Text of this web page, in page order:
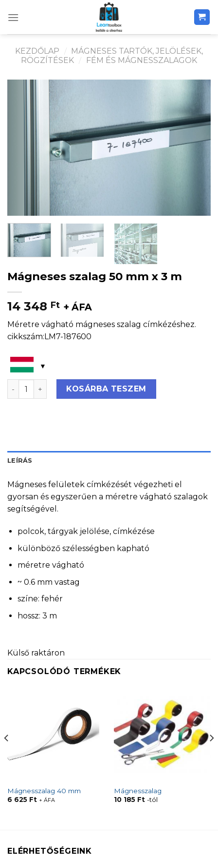
KEZDŐLAP /
MÁGNESES TARTÓK, JELÖLÉSEK,
RÖGZÍTÉSEK / FÉM ÉS MÁGNESSZALAGOK
Mágneses szalag 50 mm x 3 m
14 348 Ft + ÁFA
Méretre vágható mágneses szalag címkézéshez.
cikkszám:LM7-187600
Mágneses szalag 50 mm x 3 m mennyiség
KOSÁRBA TESZEM
LEÍRÁS
Mágneses felületek címkézését végezheti el
gyorsan és egyszerűen a méretre vágható szalagok
segítségével.
polcok, tárgyak jelölése, címkézése
különböző szélességben kapható
méretre vágható
~ 0.6 mm vastag
színe: fehér
hossz: 3 m
Külső raktáron
KAPCSOLÓDÓ TERMÉKEK
Mágnesszalag 40 mm
6 625 Ft + ÁFA
Mágnesszalag
10 185 Ft-tól
ELÉRHETŐSÉGEINK